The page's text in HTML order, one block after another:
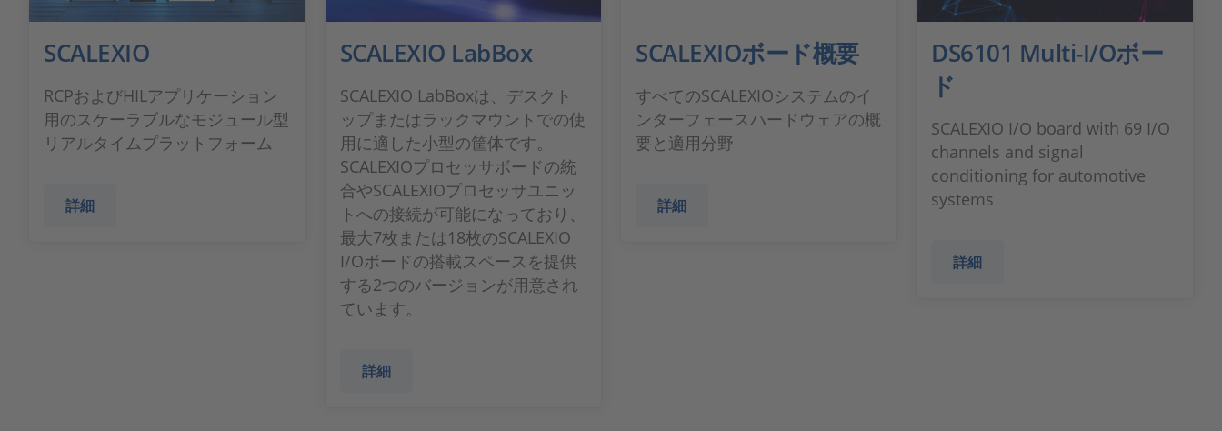
SCALEXIO
RCPおよびHILアプリケーション
用のスケーラブルなモジュール型
リアルタイムプラットフォーム
詳細
SCALEXIO LabBox
SCALEXIO LabBoxは、デスクト
ップまたはラックマウントでの使
用に適した小型の筐体です。
SCALEXIOプロセッサボードの統
合やSCALEXIOプロセッサユニッ
トへの接続が可能になっており、
最大7枚または18枚のSCALEXIO
I/Oボードの搭載スペースを提供
する2つのバージョンが用意され
ています。
詳細
SCALEXIOボード概要
すべてのSCALEXIOシステムのイ
ンターフェースハードウェアの概
要と適用分野
詳細
DS6101 Multi-I/Oボー
ド
SCALEXIO I/O board with 69 I/O
channels and signal
conditioning for automotive
systems
詳細